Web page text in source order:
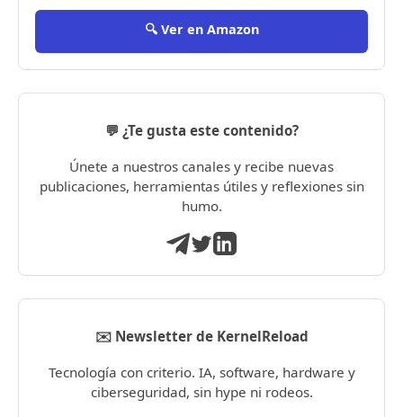
🔍 Ver en Amazon
💬 ¿Te gusta este contenido?
Únete a nuestros canales y recibe nuevas
publicaciones, herramientas útiles y reflexiones sin
humo.
✉️ Newsletter de KernelReload
Tecnología con criterio. IA, software, hardware y
ciberseguridad, sin hype ni rodeos.